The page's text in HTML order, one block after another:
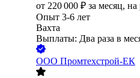
от 220 000 ₽ за месяц, на
Опыт 3-6 лет
Вахта
Выплаты: Два раза в
ООО Промтехстрой-ЕК